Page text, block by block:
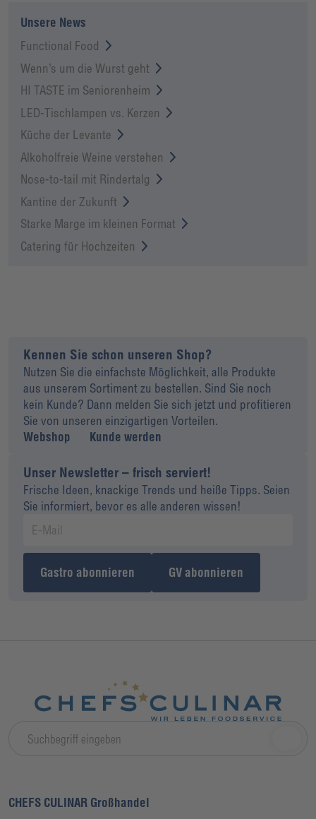
Unsere News
Functional Food
Wenn’s um die Wurst geht
HI TASTE im Seniorenheim
LED-Tischlampen vs. Kerzen
Küche der Levante
Alkoholfreie Weine verstehen
Nose-to-tail mit Rindertalg
Kantine der Zukunft
Starke Marge im kleinen Format
Catering für Hochzeiten
Kennen Sie schon unseren Shop?
Nutzen Sie die einfachste Möglichkeit, alle Produkte
aus unserem Sortiment zu bestellen. Sind Sie noch
kein Kunde? Dann melden Sie sich jetzt und profitieren
Sie von unseren einzigartigen Vorteilen.
Webshop
Kunde werden
Unser Newsletter – frisch serviert!
Frische Ideen, knackige Trends und heiße Tipps. Seien
Sie informiert, bevor es alle anderen wissen!
Gastro abonnieren GV abonnieren
CHEFS CULINAR Großhandel